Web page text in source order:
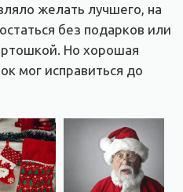
желать лучшего, на
без подарков или
Но хорошая
мог исправиться до